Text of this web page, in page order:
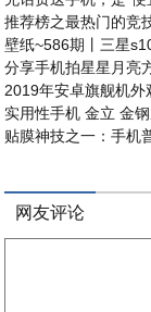
推荐榜之最热门的竞
壁纸~586期丨三星
分享手机拍星星月亮
2019年安卓旗舰机外
实用性手机 金立 金
贴膜神技之一：手机
网友评论